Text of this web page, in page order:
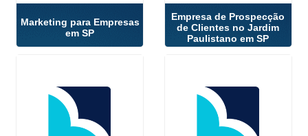
Marketing para Empresas
em SP
Empresa de Prospecção
de Clientes no Jardim
Paulistano em SP